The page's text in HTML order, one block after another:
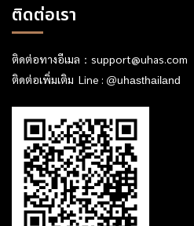
ติดต่อเรา
ติดต่อทางอีเมล： support@uhas.com
ติดต่อเพิ่มเติม Line : @uhasthailand